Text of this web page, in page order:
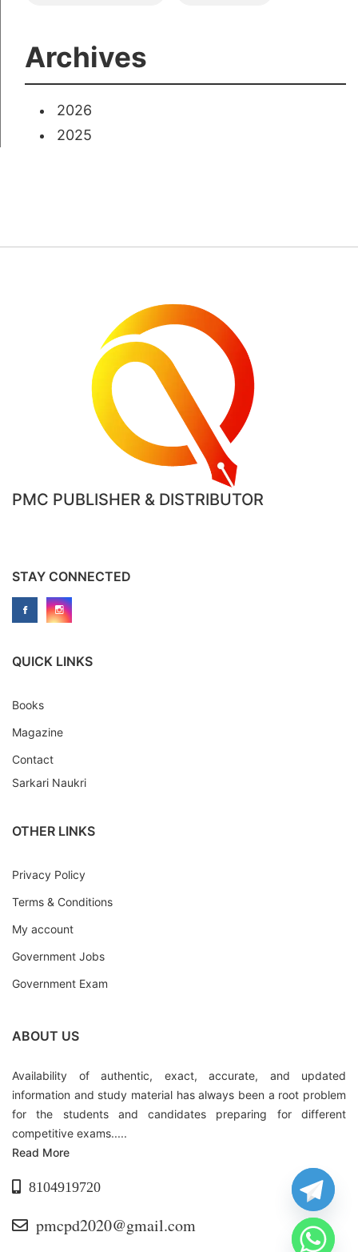
Archives
2026
2025
PMC PUBLISHER & DISTRIBUTOR
STAY CONNECTED
QUICK LINKS
Books
Magazine
Contact
Sarkari Naukri
OTHER LINKS
Privacy Policy
Terms & Conditions
My account
Government Jobs
Government Exam
ABOUT US
Availability of authentic, exact, accurate, and updated
information and study material has always been a root problem
for the students and candidates preparing for different
competitive exams.....
Read More
8104919720
pmcpd2020@gmail.com